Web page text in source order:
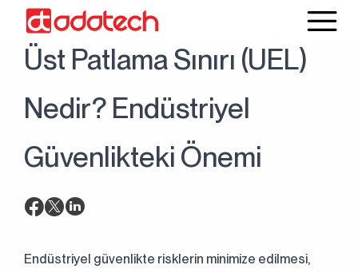
20 Ekim 2025 Blog
Üst Patlama Sınırı (UEL)
Nedir? Endüstriyel
Güvenlikteki Önemi
Endüstriyel güvenlikte risklerin minimize edilmesi,